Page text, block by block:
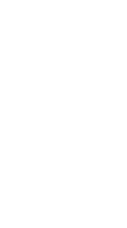
bedorven
hem het
Nu
`Mijn Heer,
slecht?
Sinds ik
tot hem te
slechter;